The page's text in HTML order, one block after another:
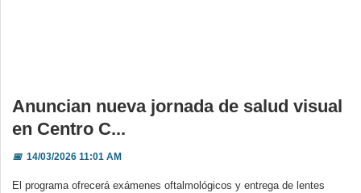
Anuncian nueva jornada de salud visual
en Centro C...
📅14/03/2026 11:01 AM
El programa ofrecerá exámenes oftalmológicos y entrega de lentes